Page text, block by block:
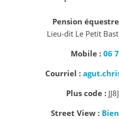
Pension
Lieu-dit Le Petit
Mobile : 06
Courriel :
Plus code :
Street View :